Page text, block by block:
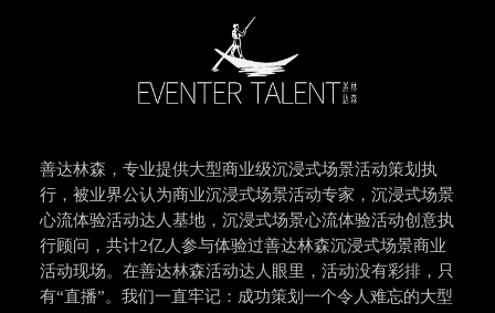
善达林森，专业提供大型商业级沉浸式场景活动策划执
行，被业界公认为商业沉浸式场景活动专家，沉浸式场景
心流体验活动达人基地，沉浸式场景心流体验活动创意执
行顾问，共计2亿人参与体验过善达林森沉浸式场景商业
活动现场。在善达林森活动达人眼里，活动没有彩排，只
有“直播”。我们一直牢记：成功策划一个令人难忘的大型